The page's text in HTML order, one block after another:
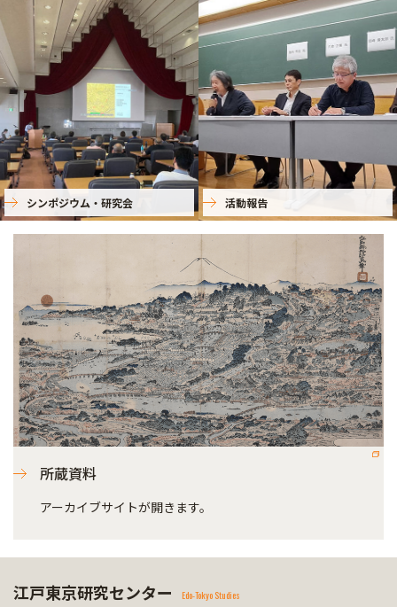
シンポジウム・研究会 活動報告
所蔵資料
アーカイブサイトが開きます。
江戸東京研究センター Edo-Tokyo Studies